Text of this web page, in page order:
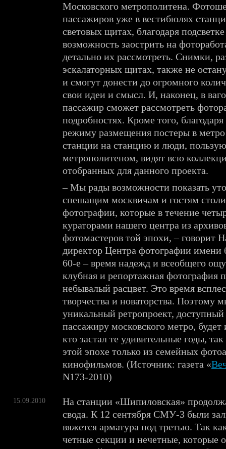
Московского метрополитена.
пассажиров уже в вестибюлях
световых щитах, благодаря
возможность заострить на
детально их рассмотреть. Снимки,
эскалаторных щитах, также не
и смогут донести до огромного
свои идеи и смысл. И, наконец, в
пассажир сможет рассмотреть
подробностях. Кроме того,
режиму размещения постеры в
станции на станцию и люди,
метрополитеном, видят всю
отобранных для данного проекта.
– Мы рады возможности показать
спешащим москвичам и гостям
фотографии, которые в течение
кураторами нашего центра из
фотомастеров той эпохи, – говорит
директор Центра фотографии имени
60-е – время надежд и всеобщего
клубная и репортажная фотография
небывалый расцвет. Это время
творчества и новаторства. Поэтому
уникальный ретропроект,
пассажиру московского метро, будет
кто застал те удивительные годы,
этой эпохе только из семейных
кинофильмов. (Источник: газета «
N173-2010)
15.09.2010
На станции «Шипиловская»
свода. К 12 сентября СМУ-3 были
вяжется арматура под третью. Так
четные секции и нечетные, которые